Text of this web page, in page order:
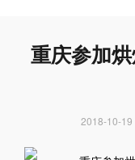
重庆参加
2018-10-19